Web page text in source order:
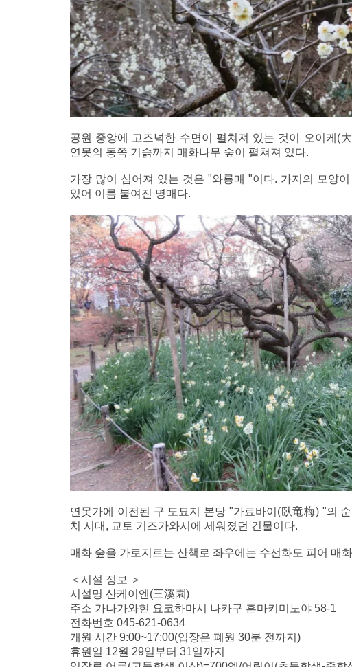
공원 중앙에 고즈넉한 수면이 펼쳐져 있는 것이 오이케(
연못의 동쪽 기슭까지 매화나무 숲이 펼쳐져 있다.
가장 많이 심어져 있는 것은 "와룡매 "이다. 가지의 모양
있어 이름 붙여진 명매다.
연못가에 이전된 구 도묘지 본당 "가료바이(臥竜梅) "의
치 시대, 교토 기즈가와시에 세워졌던 건물이다.
매화 숲을 가로지르는 산책로 좌우에는 수선화도 피어 매
＜시설 정보 ＞
시설명 산케이엔(三溪園)
주소 가나가와현 요코하마시 나카구 혼마키미노야 58-1
전화번호 045-621-0634
개원 시간 9:00~17:00(입장은 폐원 30분 전까지)
휴원일 12월 29일부터 31일까지